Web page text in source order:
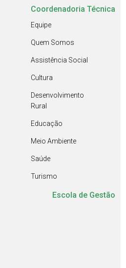
Coordenadoria Técnica
Equipe
Quem Somos
Assistência Social
Cultura
Desenvolvimento
Rural
Educação
Meio Ambiente
Saúde
Turismo
Escola de Gestão